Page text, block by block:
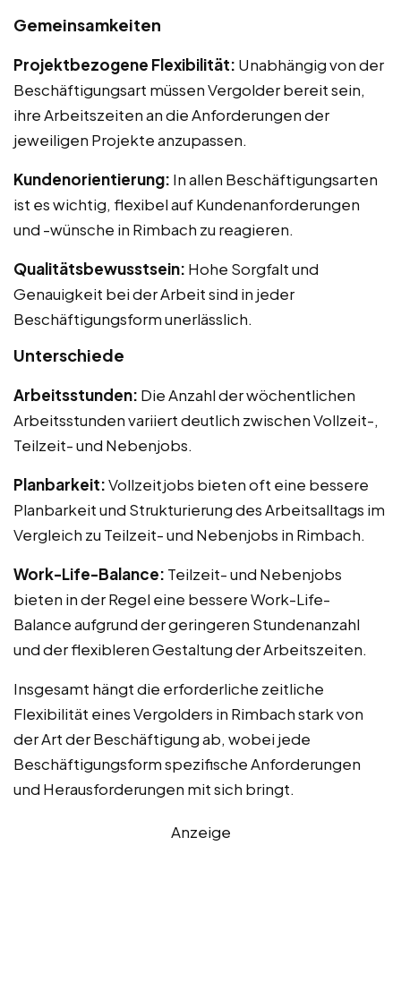
Gemeinsamkeiten
Projektbezogene Flexibilität: Unabhängig von der
Beschäftigungsart müssen Vergolder bereit sein,
ihre Arbeitszeiten an die Anforderungen der
jeweiligen Projekte anzupassen.
Kundenorientierung: In allen Beschäftigungsarten
ist es wichtig, flexibel auf Kundenanforderungen
und -wünsche in Rimbach zu reagieren.
Qualitätsbewusstsein: Hohe Sorgfalt und
Genauigkeit bei der Arbeit sind in jeder
Beschäftigungsform unerlässlich.
Unterschiede
Arbeitsstunden: Die Anzahl der wöchentlichen
Arbeitsstunden variiert deutlich zwischen Vollzeit-,
Teilzeit- und Nebenjobs.
Planbarkeit:Vollzeitjobs bieten oft eine bessere
Planbarkeit und Strukturierung des Arbeitsalltags im
Vergleich zu Teilzeit- und Nebenjobs in Rimbach.
Work-Life-Balance: Teilzeit- und Nebenjobs
bieten in der Regel eine bessere Work-Life-
Balance aufgrund der geringeren Stundenanzahl
und der flexibleren Gestaltung der Arbeitszeiten.
Insgesamt hängt die erforderliche zeitliche
Flexibilität eines Vergolders in Rimbach stark von
der Art der Beschäftigung ab, wobei jede
Beschäftigungsform spezifische Anforderungen
und Herausforderungen mit sich bringt.
Anzeige